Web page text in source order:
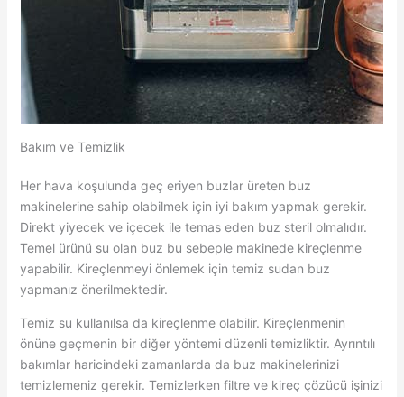
Bakım ve Temizlik
Her hava koşulunda geç eriyen buzlar üreten buz
makinelerine sahip olabilmek için iyi bakım yapmak gerekir.
Direkt yiyecek ve içecek ile temas eden buz steril olmalıdır.
Temel ürünü su olan buz bu sebeple makinede kireçlenme
yapabilir. Kireçlenmeyi önlemek için temiz sudan buz
yapmanız önerilmektedir.
Temiz su kullanılsa da kireçlenme olabilir. Kireçlenmenin
önüne geçmenin bir diğer yöntemi düzenli temizliktir. Ayrıntılı
bakımlar haricindeki zamanlarda da buz makinelerinizi
temizlemeniz gerekir. Temizlerken filtre ve kireç çözücü işinizi